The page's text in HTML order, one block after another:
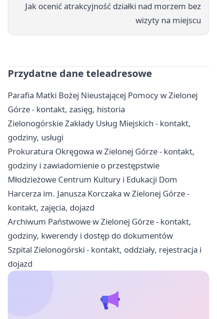
Jak ocenić atrakcyjność działki nad morzem bez
wizyty na miejscu
Przydatne dane teleadresowe
Parafia Matki Bożej Nieustającej Pomocy w Zielonej
Górze - kontakt, zasięg, historia
Zielonogórskie Zakłady Usług Miejskich - kontakt,
godziny, usługi
Prokuratura Okręgowa w Zielonej Górze - kontakt,
godziny i zawiadomienie o przestępstwie
Młodzieżowe Centrum Kultury i Edukacji Dom
Harcerza im. Janusza Korczaka w Zielonej Górze -
kontakt, zajęcia, dojazd
Archiwum Państwowe w Zielonej Górze - kontakt,
godziny, kwerendy i dostęp do dokumentów
Szpital Zielonogórski - kontakt, oddziały, rejestracja i
dojazd